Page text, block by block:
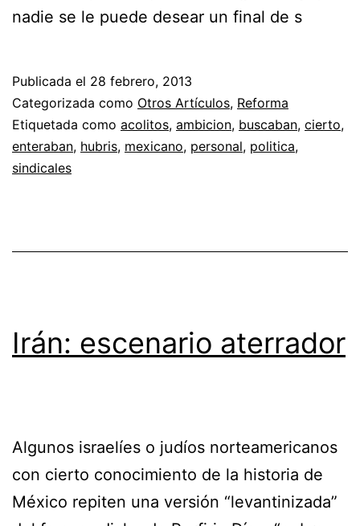
nadie se le puede desear un final de s
Publicada el 28 febrero, 2013
Categorizada como Otros Artículos, Reforma
Etiquetada como acolitos, ambicion, buscaban, cierto,
enteraban, hubris, mexicano, personal, politica,
sindicales
Irán: escenario aterrador
Algunos israelíes o judíos norteamericanos
con cierto conocimiento de la historia de
México repiten una versión “levantinizada”